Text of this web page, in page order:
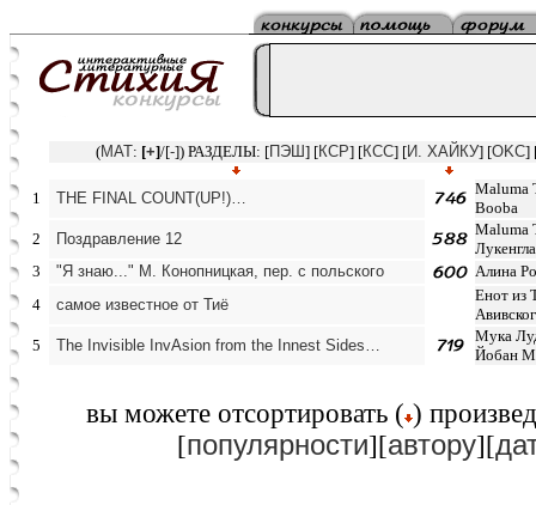
(MAT: [+]/[-]) РАЗДЕЛЫ: [ПЭШ] [КСР] [КСС] [И. ХАЙКУ] [OKC]
1 THE FINAL COUNT(UP!)…
Maluma
Booba
2
Поздравление 12
Maluma
3
"Я знаю..." М. Конопницкая, пер. с польского
Алина
4
самое известное от Тиё
Енот из
5
The Invisible InvAsion from the Innest Sides…
Мука
Йобан
вы можете отcортировать ( )
[популярности][автору][